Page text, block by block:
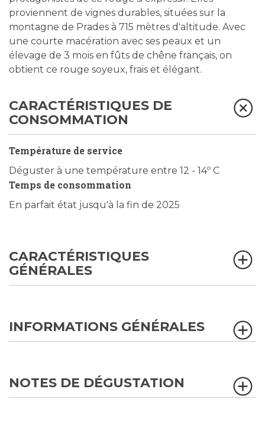
proviennent de vignes durables, situées sur la
montagne de Prades à 715 mètres d'altitude. Avec
une courte macération avec ses peaux et un
élevage de 3 mois en fûts de chêne français, on
obtient ce rouge soyeux, frais et élégant.
CARACTÉRISTIQUES DE
CONSOMMATION
Température de service
Déguster à une température entre 12 - 14º C
Temps de consommation
En parfait état jusqu'à la fin de 2025
CARACTÉRISTIQUES
GÉNÉRALES
INFORMATIONS GÉNÉRALES
NOTES DE DÉGUSTATION